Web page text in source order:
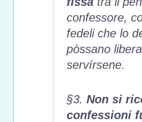
confessore,
fedeli che lo
pòssano
servírsene.
§3. Non si
confessioni